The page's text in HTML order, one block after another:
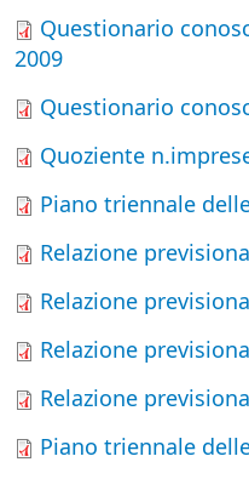
Questionario
2009
Questionario
Quoziente
Piano triennale
Relazione
Relazione
Relazione
Relazione
Piano triennale